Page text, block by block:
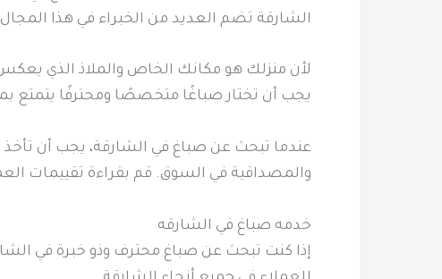
الشارقة تضم العديد من الخبراء في هذا
لأن منزلك هو مكانك الخاص والملاذ الذي
يجب أن تختار صباغًا متخصصًا ومحترفًا يتمتع
عندما تبحث عن صباغ في الشارقة، يجب أن تأخذ
والمصداقية في السوق. قم بقراءة تقييمات
خدمه صباغ في الشارقه
إذا كنت تبحث عن صباغ محترف وذو خبرة في